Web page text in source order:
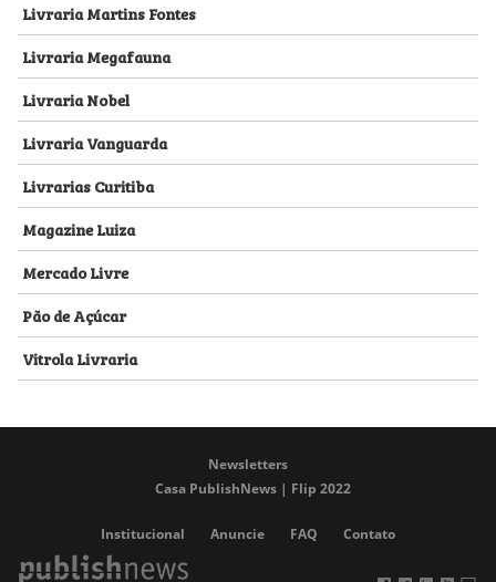
Livraria Martins Fontes
Livraria Megafauna
Livraria Nobel
Livraria Vanguarda
Livrarias Curitiba
Magazine Luiza
Mercado Livre
Pão de Açúcar
Vitrola Livraria
Newsletters
Casa PublishNews | Flip 2022
Institucional Anuncie FAQ Contato